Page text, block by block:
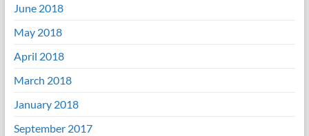
June 2018
May 2018
April 2018
March 2018
January 2018
September 2017